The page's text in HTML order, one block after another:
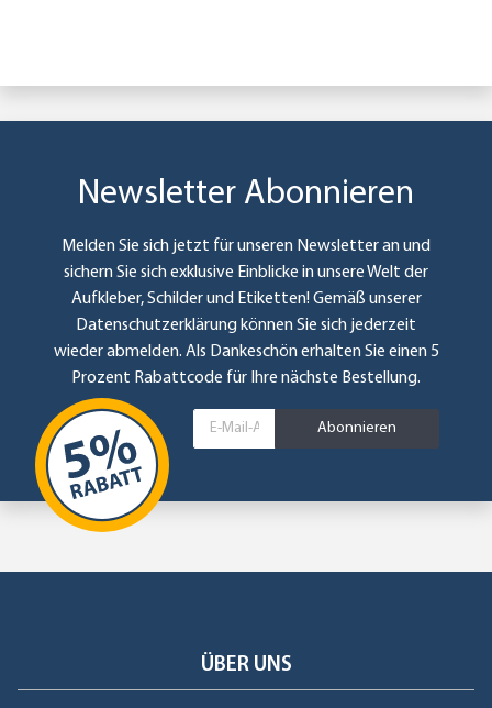
Newsletter Abonnieren
Melden Sie sich jetzt für unseren Newsletter an und
sichern Sie sich exklusive Einblicke in unsere Welt der
Aufkleber, Schilder und Etiketten! Gemäß unserer
Datenschutzerklärung können Sie sich jederzeit
wieder abmelden. Als Dankeschön erhalten Sie einen 5
Prozent Rabattcode für Ihre nächste Bestellung.
Abonnieren
ÜBER UNS